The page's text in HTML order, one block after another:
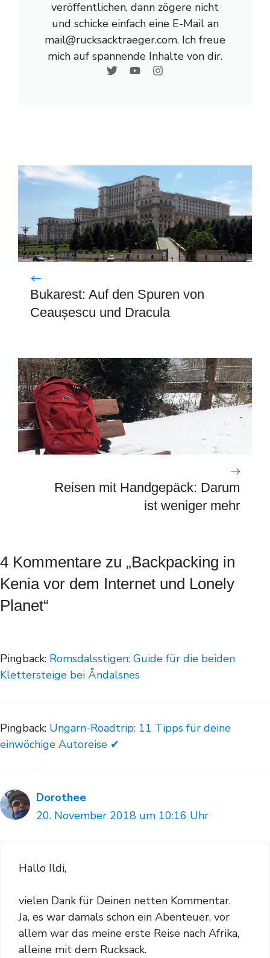
veröffentlichen, dann zögere nicht
und schicke einfach eine E-Mail an
mail@rucksacktraeger.com. Ich freue
mich auf spannende Inhalte von dir.
Bukarest: Auf den Spuren von
Ceaușescu und Dracula
Reisen mit Handgepäck: Darum
ist weniger mehr
4 Kommentare zu „Backpacking in
Kenia vor dem Internet und Lonely
Planet“
Pingback: Romsdalsstigen: Guide für die beiden
Klettersteige bei Åndalsnes
Pingback: Ungarn-Roadtrip: 11 Tipps für deine
einwöchige Autoreise ✔
Dorothee
20. November 2018 um 10:16 Uhr
Hallo Ildi,
vielen Dank für Deinen netten Kommentar.
Ja, es war damals schon ein Abenteuer, vor
allem war das meine erste Reise nach Afrika,
alleine mit dem Rucksack.